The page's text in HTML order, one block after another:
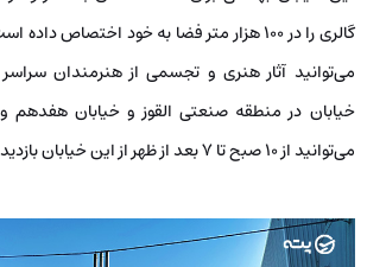
گالری را در ۱۰۰ هزار متر فضا به خود اختصاص
می‌توانید آثار هنری و تجسمی از هنرمندان
خیابان در منطقه صنعتی القوز و خیابان
می‌توانید از ۱۰ صبح تا ۷ بعد از ظهر از این خیابان بازدید کنید.